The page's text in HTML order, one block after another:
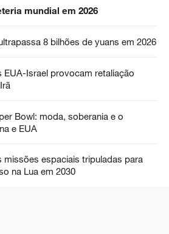
mundial em 2026
8 bilhões de yuans em 2026
EUA-Israel provocam retaliação
Bowl: moda, soberania e o
e EUA
missões espaciais tripuladas para
na Lua em 2030